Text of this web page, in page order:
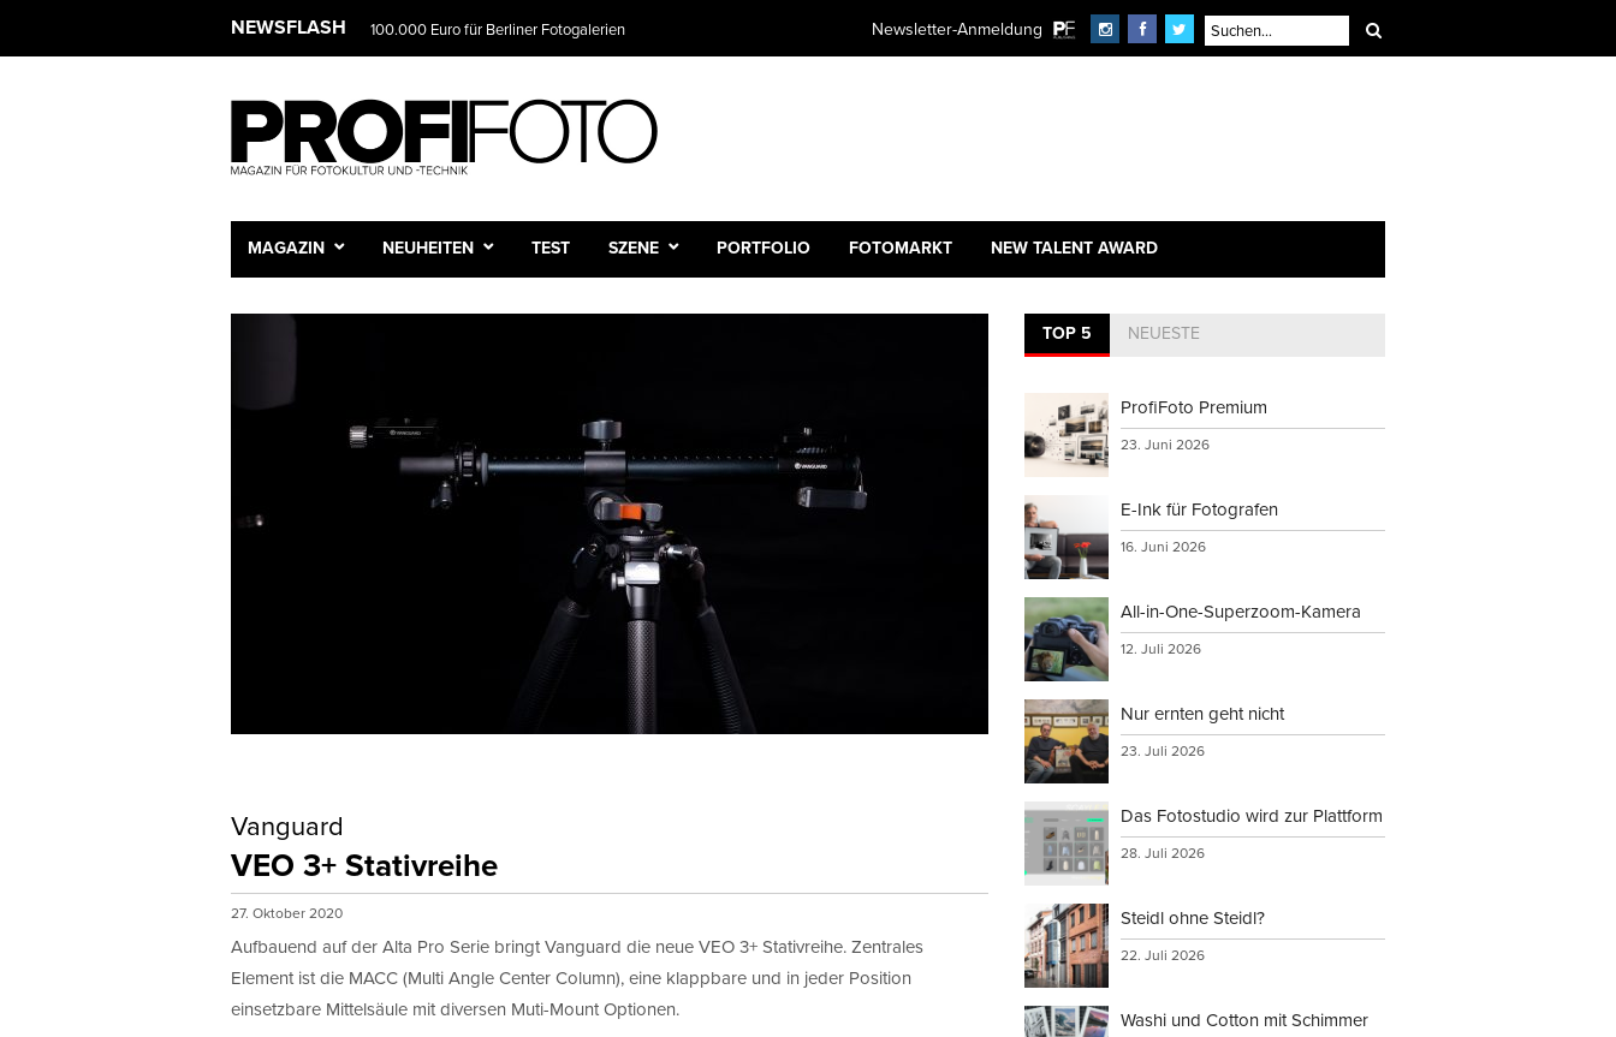
NEWSFLASH 100.000 Euro für Berliner Fotogalerien Newsletter-Anmeldung
MAGAZIN NEUHEITEN TEST SZENE PORTFOLIO FOTOMARKT NEW TALENT AWARD
Vanguard
VEO 3+ Stativreihe
27. Oktober 2020
Aufbauend auf der Alta Pro Serie bringt Vanguard die neue VEO 3+ Stativreihe. Zentrales
Element ist die MACC (Multi Angle Center Column), eine klappbare und in jeder Position
einsetzbare Mittelsäule mit diversen Muti-Mount Optionen.
TOP 5 NEUESTE
ProfiFoto Premium
23. Juni 2026
E-Ink für Fotografen
16. Juni 2026
All-in-One-Superzoom-Kamera
12. Juli 2026
Nur ernten geht nicht
23. Juli 2026
Das Fotostudio wird zur Plattform
28. Juli 2026
Steidl ohne Steidl?
22. Juli 2026
Washi und Cotton mit Schimmer